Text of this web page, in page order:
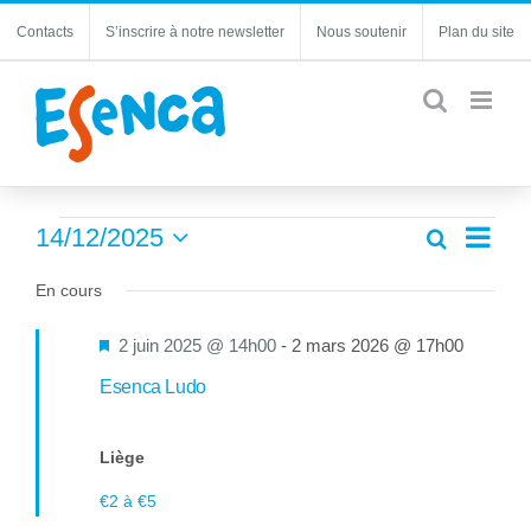
Contacts S’inscrire à notre newsletter Nous soutenir Plan du site
Évènements
for
14
décembre
de
Recherche
vues
Jour
14/12/2025
une
En cours
Esenca Ludo
Mis
2 juin 2025 @ 14h00 - 2 mars 2026 @ 17h00
Liège
€2 à €5